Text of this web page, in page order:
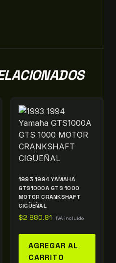
1993 1994 YAMAHA
GTS1000A GTS 1000
MOTOR CRANKSHAFT
CIGÜEÑAL
$2 880.81 IVA incluido
AGREGAR AL
CARRITO